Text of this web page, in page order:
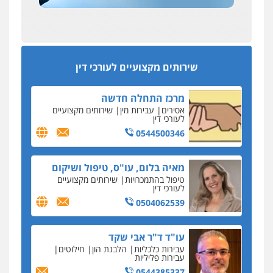
שירותים מקצועיים לעורכי דין
מקצועיים לעורכי דין
מרכז התחלה חדשה
אסירים עבירות מין שירותים מקצועיים
לעורכי דין
0544500346
מאיה בלום, עו"ס, טיפול ושיקום
טיפול בהתמכרויות שירותים מקצועיים
לעורכי דין
0504062539
עו"ד ד"ר אבי שקד
עבירות כלכליות הלבנת הון חילוטים
עבירות פליליות
עסקה חמה
כתב האישום נגד עו"ד עידן דביר: האונס והמחירון
לאקטים מיניים
כתב אישום: יו"ר ש"ס לשעבר בחיפה וסינדיקאט
ההלוואות של משפחת הרינג
הפרקליטות: הרב נתנאל חייק ואביו הרב אריה חייק
שמשו אנשי
החשוד ברצח עו"ד ארבל פלדמן טען לרקע נפשי
ושתק בחקירתו
בבית המשפט התברר כי לחשוד, אחמד אלרג'וב
מרמלה, לא נערכה
יחסי עו"ד לקוח
עורכת דין נעצרה בחשד להעברת סם לנאשם בכלא
השרון